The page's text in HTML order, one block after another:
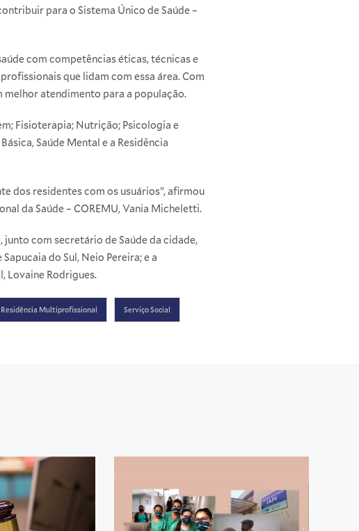
para o Sistema Único de Saúde –
com competências éticas, técnicas e
que lidam com essa área. Com
melhor atendimento para a população.
Fisioterapia; Nutrição; Psicologia e
Saúde Mental e a Residência
dos residentes com os usuários”, afirmou
da Saúde – COREMU, Vania Micheletti.
com secretário de Saúde da cidade,
do Sul, Neio Pereira; e a
Lovaine Rodrigues.
Residência Multiprofissional Serviço Social